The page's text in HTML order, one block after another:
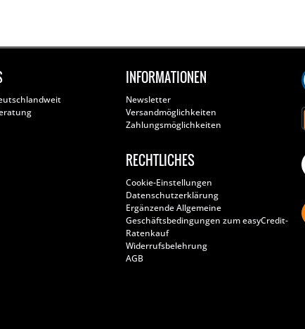
INFORMATIONEN
Newsletter
Versandmöglichkeiten
Zahlungsmöglichkeiten
RECHTLICHES
Cookie-Einstellungen
Datenschutzerklärung
Ergänzende Allgemeine
Geschäftsbedingungen zum easyCredit-
Ratenkauf
Widerrufsbelehrung
AGB